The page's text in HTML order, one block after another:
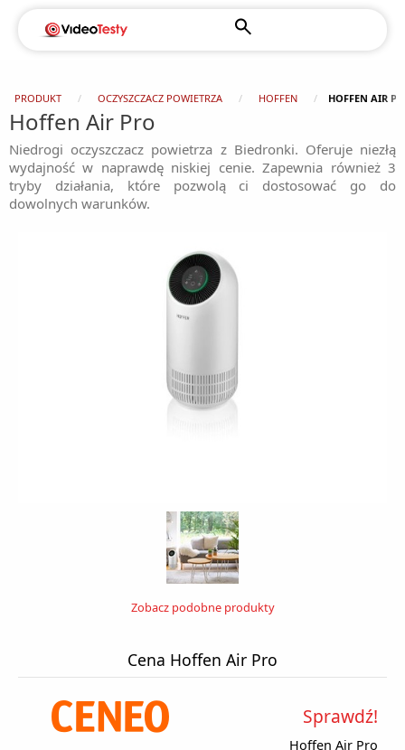
PRODUKT OCZYSZCZACZ POWIETRZA HOFFEN HOFFEN AIR
Hoffen Air Pro
Niedrogi oczyszczacz powietrza z Biedronki. Oferuje niezłą
wydajność w naprawdę niskiej cenie. Zapewnia również 3
tryby działania, które pozwolą ci dostosować go do
dowolnych warunków.
Zobacz podobne produkty
Cena Hoffen Air Pro
Hoffen Air Pro
Sprawdź!